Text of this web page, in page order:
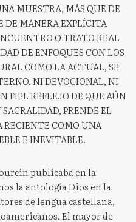
MUESTRA, MÁS QUE DE
DE MANERA EXPLÍCITA
O TRATO REAL
DE ENFOQUES CON LOS
COMO LA ACTUAL, SE
NI DEVOCIONAL, NI
FIEL REFLEJO DE QUE AÚN
PRENDE EL
COMO UNA
E INEVITABLE.
publicaba en la
la antología Dios en la
de lengua castellana,
El mayor de